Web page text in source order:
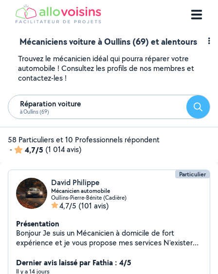
Mécaniciens voiture à Oullins (69) et alentours
Trouvez le mécanicien idéal qui pourra réparer votre
automobile ! Consultez les profils de nos membres et
contactez-les !
Réparation voiture
à Oullins (69)
58 Particuliers et 10 Professionnels répondent
-
4,7/5 (1 014 avis)
Particulier
David Philippe
Mécanicien automobile
Oullins-Pierre-Bénite (Cadière)
4,7/5 (101 avis)
Présentation
Bonjour Je suis un Mécanicien à domicile de fort
expérience et je vous propose mes services N'exister
Cordialement
Dernier avis laissé par Fathia : 4/5
Il y a 14 jours